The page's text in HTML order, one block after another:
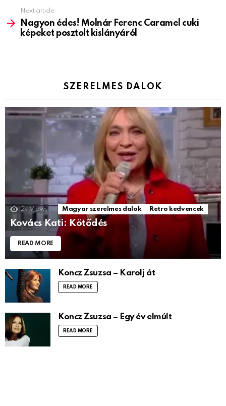
Next article
Nagyon édes! Molnár Ferenc Caramel cuki
képeket posztolt kislányáról
SZERELMES DALOK
2k Views Magyar szerelmes dalok Retro kedvencek
Kovács Kati: Kötődés
READ MORE
Koncz Zsuzsa – Karolj át
READ MORE
Koncz Zsuzsa – Egy év elmúlt
READ MORE